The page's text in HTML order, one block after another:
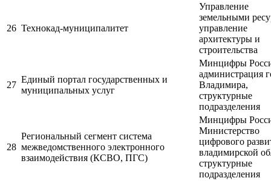
26 Технокад-муниципалитет
Управление
земельными
управление
архитектуры и
строительства
27
Единый портал государственных и
муниципальных услуг
Минцифры
администрация
Владимира,
структурные
подразделения
28
Региональный сегмент система
межведомственного электронного
взаимодействия (КСВО, ПГС)
Минцифры
Министерство
цифрового
владимирской
структурные
подразделения